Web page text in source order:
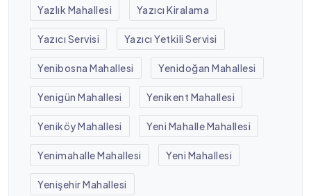
Yazlık Mahallesi Yazıcı Kiralama
Yazıcı Servisi Yazıcı Yetkili Servisi
Yenibosna Mahallesi Yenidoğan Mahallesi
Yenigün Mahallesi Yenikent Mahallesi
Yeniköy Mahallesi Yeni Mahalle Mahallesi
Yenimahalle Mahallesi Yeni Mahallesi
Yenişehir Mahallesi